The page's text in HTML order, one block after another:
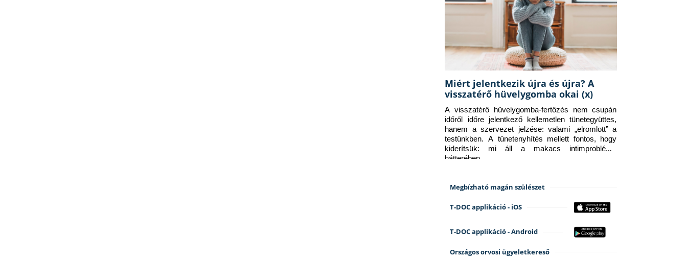
Miért jelentkezik újra és újra? A
visszatérő hüvelygomba okai (x)
A visszatérő hüvelygomba-fertőzés nem csupán
időről időre jelentkező kellemetlen tünetegyüttes,
hanem a szervezet jelzése: valami „elromlott” a
testünkben. A tünetenyhítés mellett fontos, hogy
kiderítsük: mi áll a makacs intimprobléma
hátterében.
Megbízható magán szülészet
T-DOC applikáció - iOS
T-DOC applikáció - Android
Országos orvosi ügyeletkereső